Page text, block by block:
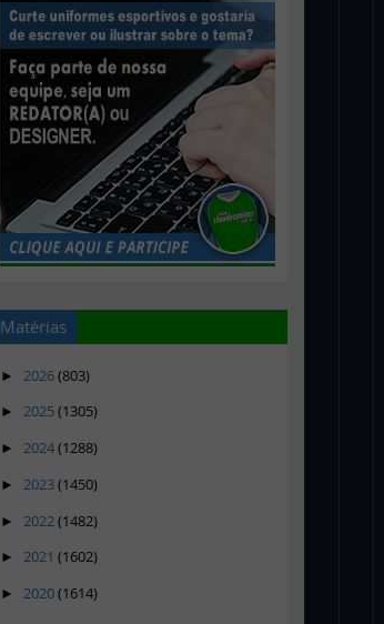
Matérias
► 2026(803)
► 2025(1305)
► 2024(1288)
► 2023(1450)
► 2022(1482)
► 2021 (1602)
► 2020(1614)